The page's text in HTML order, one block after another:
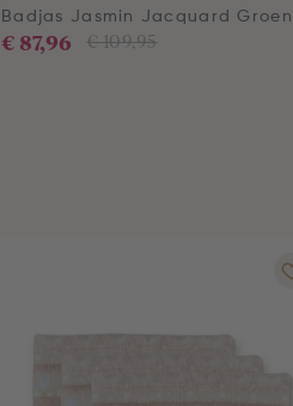
Badjas Jasmin Jacquard Groen
€ 109,95
€ 87,96